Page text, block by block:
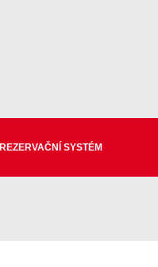
REZERVAČNÍ SYSTÉM